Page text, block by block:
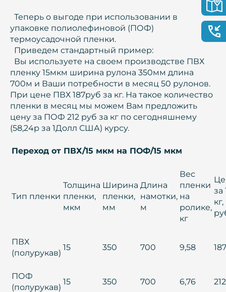
Теперь о выгоде при использовании в
упаковке полиолефиновой (ПОФ)
термоусадочной пленки.
Приведем стандартный пример:
Вы используете на своем производстве ПВХ
пленку 15мкм ширина рулона 350мм длина
700м и Ваши потребности в месяц 50 рулонов.
При цене ПВХ 187руб за кг. На такое количество
пленки в месяц мы можем Вам предложить
цену за ПОФ 212 руб за кг по сегодняшнему
(58,24р за 1Долл США) курсу.
Переход от ПВХ/15 мкм на ПОФ/15 мкм
Тип пленки
Толщина
пленки,
мкм
Ширина
пленки,
мм
Длина
намотки,
м
Вес
пленки
на
ролике,
кг
за
кг,
ПВХ
(полурукав)
15 350 700 9,58 187
ПОФ
(полурукав)
15 350 700 6,76 212